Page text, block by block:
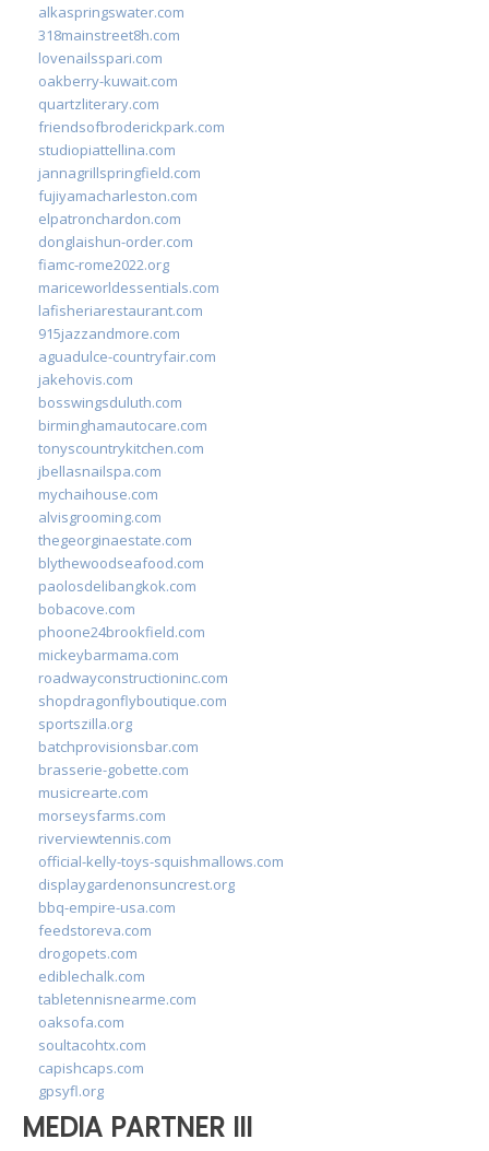
alkaspringswater.com
318mainstreet8h.com
lovenailsspari.com
oakberry-kuwait.com
quartzliterary.com
friendsofbroderickpark.com
studiopiattellina.com
jannagrillspringfield.com
fujiyamacharleston.com
elpatronchardon.com
donglaishun-order.com
fiamc-rome2022.org
mariceworldessentials.com
lafisheriarestaurant.com
915jazzandmore.com
aguadulce-countryfair.com
jakehovis.com
bosswingsduluth.com
birminghamautocare.com
tonyscountrykitchen.com
jbellasnailspa.com
mychaihouse.com
alvisgrooming.com
thegeorginaestate.com
blythewoodseafood.com
paolosdelibangkok.com
bobacove.com
phoone24brookfield.com
mickeybarmama.com
roadwayconstructioninc.com
shopdragonflyboutique.com
sportszilla.org
batchprovisionsbar.com
brasserie-gobette.com
musicrearte.com
morseysfarms.com
riverviewtennis.com
official-kelly-toys-squishmallows.com
displaygardenonsuncrest.org
bbq-empire-usa.com
feedstoreva.com
drogopets.com
ediblechalk.com
tabletennisnearme.com
oaksofa.com
soultacohtx.com
capishcaps.com
gpsyfl.org
MEDIA PARTNER III